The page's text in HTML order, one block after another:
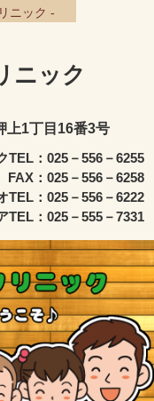
ニック -
ニック
上1丁目16番3号
TEL：025－556－6255
FAX：025－556－6258
TEL：025－556－6222
TEL：025－555－7331